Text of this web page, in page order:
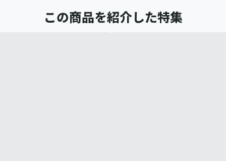
この商品を紹介した特集